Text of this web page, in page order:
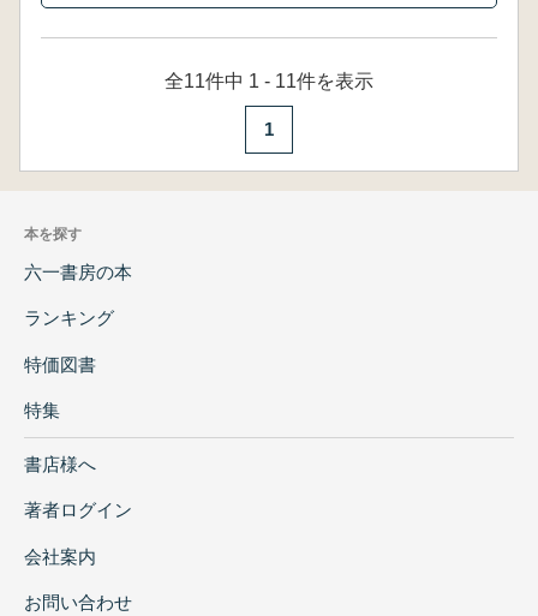
全11件中 1 - 11件を表示
1
本を探す
六一書房の本
ランキング
特価図書
特集
書店様へ
著者ログイン
会社案内
お問い合わせ